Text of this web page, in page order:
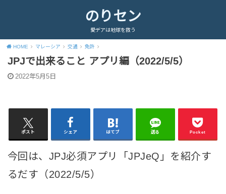
のりセン
愛デアは地球を救う
HOME マレーシア 交通 免許
JPJで出来ること アプリ編（2022/5/5）
2022年5月5日
ポスト シェア はてブ 送る Pocket
今回は、JPJ必須アプリ「JPJeQ」を紹介す
るだす（2022/5/5）